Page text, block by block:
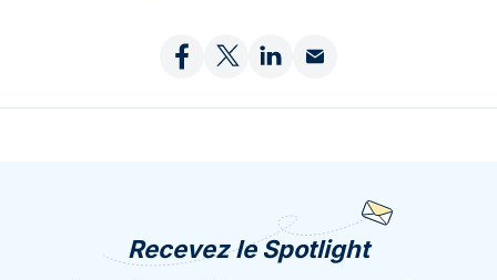
Recevez le Spotlight